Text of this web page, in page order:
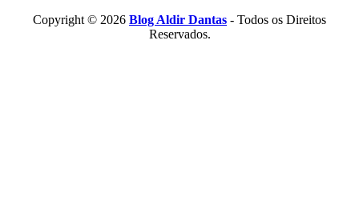
Copyright © 2026 Blog Aldir Dantas - Todos os Direitos
Reservados.